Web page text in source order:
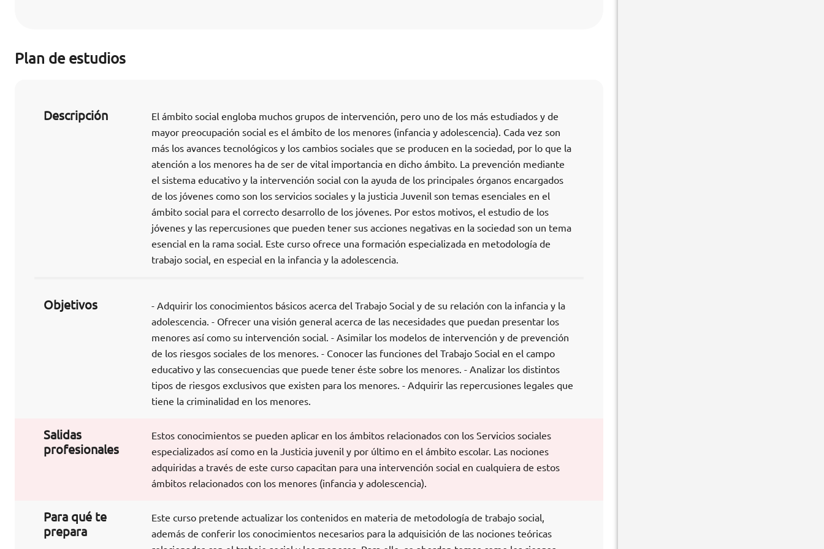
Plan de estudios
Descripción
El ámbito social engloba muchos grupos de intervención, pero uno de los más estudiados y de
mayor preocupación social es el ámbito de los menores (infancia y adolescencia). Cada vez son
más los avances tecnológicos y los cambios sociales que se producen en la sociedad, por lo que la
atención a los menores ha de ser de vital importancia en dicho ámbito. La prevención mediante
el sistema educativo y la intervención social con la ayuda de los principales órganos encargados
de los jóvenes como son los servicios sociales y la justicia Juvenil son temas esenciales en el
ámbito social para el correcto desarrollo de los jóvenes. Por estos motivos, el estudio de los
jóvenes y las repercusiones que pueden tener sus acciones negativas en la sociedad son un tema
esencial en la rama social. Este curso ofrece una formación especializada en metodología de
trabajo social, en especial en la infancia y la adolescencia.
Objetivos
- Adquirir los conocimientos básicos acerca del Trabajo Social y de su relación con la infancia y la
adolescencia. - Ofrecer una visión general acerca de las necesidades que puedan presentar los
menores así como su intervención social. - Asimilar los modelos de intervención y de prevención
de los riesgos sociales de los menores. - Conocer las funciones del Trabajo Social en el campo
educativo y las consecuencias que puede tener éste sobre los menores. - Analizar los distintos
tipos de riesgos exclusivos que existen para los menores. - Adquirir las repercusiones legales que
tiene la criminalidad en los menores.
Salidas
profesionales
Estos conocimientos se pueden aplicar en los ámbitos relacionados con los Servicios sociales
especializados así como en la Justicia juvenil y por último en el ámbito escolar. Las nociones
adquiridas a través de este curso capacitan para una intervención social en cualquiera de estos
ámbitos relacionados con los menores (infancia y adolescencia).
Para qué te
prepara
Este curso pretende actualizar los contenidos en materia de metodología de trabajo social,
además de conferir los conocimientos necesarios para la adquisición de las nociones teóricas